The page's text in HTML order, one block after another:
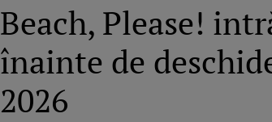
Beach, Please!
înainte de
2026